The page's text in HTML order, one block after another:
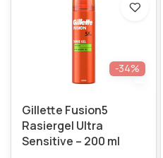
-34%
Gillette Fusion5
Rasiergel Ultra
Sensitive – 200 ml